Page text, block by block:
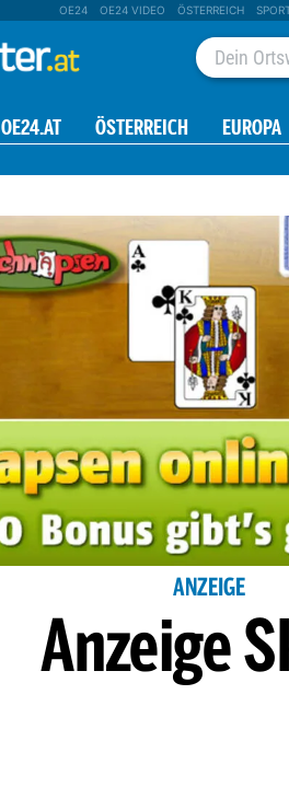
OE24 OE24 VIDEO ÖSTERREICH
OE24.AT ÖSTERREICH EUROPA
ANZEIGE
Anzeige